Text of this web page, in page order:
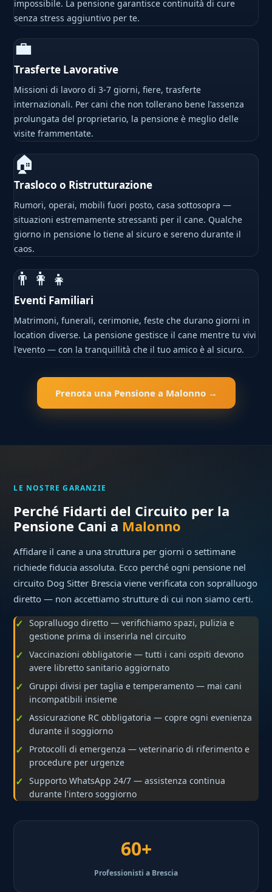
impossibile. La pensione garantisce continuità di cure
senza stress aggiuntivo per te.
💼
Trasferte Lavorative
Missioni di lavoro di 3-7 giorni, fiere, trasferte
internazionali. Per cani che non tollerano bene l'assenza
prolungata del proprietario, la pensione è meglio delle
visite frammentate.
🏠
Trasloco o Ristrutturazione
Rumori, operai, mobili fuori posto, casa sottosopra —
situazioni estremamente stressanti per il cane. Qualche
giorno in pensione lo tiene al sicuro e sereno durante il
caos.
👨‍👩‍👧
Eventi Familiari
Matrimoni, funerali, cerimonie, feste che durano giorni in
location diverse. La pensione gestisce il cane mentre tu vivi
l'evento — con la tranquillità che il tuo amico è al sicuro.
Prenota una Pensione a Malonno →
LE NOSTRE GARANZIE
Perché Fidarti del Circuito per la
Pensione Cani a Malonno
Affidare il cane a una struttura per giorni o settimane
richiede fiducia assoluta. Ecco perché ogni pensione nel
circuito Dog Sitter Brescia viene verificata con sopralluogo
diretto — non accettiamo strutture di cui non siamo certi.
Sopralluogo diretto — verifichiamo spazi, pulizia e
gestione prima di inserirla nel circuito
Vaccinazioni obbligatorie — tutti i cani ospiti devono
avere libretto sanitario aggiornato
Gruppi divisi per taglia e temperamento — mai cani
incompatibili insieme
Assicurazione RC obbligatoria — copre ogni evenienza
durante il soggiorno
Protocolli di emergenza — veterinario di riferimento e
procedure per urgenze
Supporto WhatsApp 24/7 — assistenza continua
durante l'intero soggiorno
60+
Professionisti a Brescia